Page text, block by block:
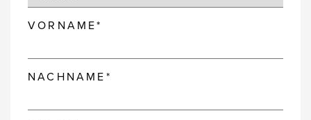
VORNAME*
NACHNAME*